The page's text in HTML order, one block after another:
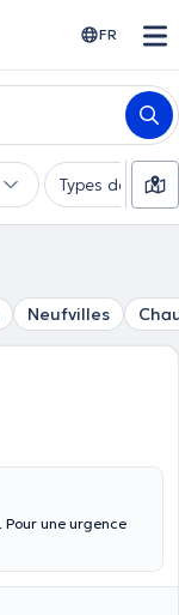
FR
Types de
Neufvilles